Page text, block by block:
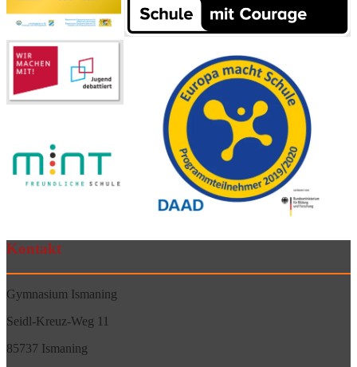
Kontakt
Gymnasium Ismaning
Seidl-Kreuz-Weg 11
85737 Ismaning